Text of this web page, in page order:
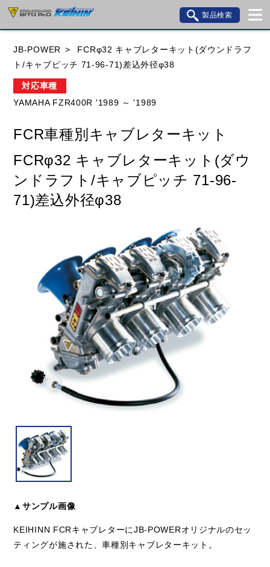
製品検索
車種検索
アイテム検索
HONDA YAMAHA SUZUKI
KAWASAKI BMW DUCATI GILERA
HUSQVANA KTM MOTO GUZZI
TRIUMPH
閉じる
JB-POWER
FCRφ32 キャブレターキット(ダウンドラフ
ト/キャブピッチ 71-96-71)差込外径φ38
対応車種
YAMAHA FZR400R '1989 ～ '1989
FCR車種別キャブレターキット
FCRφ32 キャブレターキット(ダウ
ンドラフト/キャブピッチ 71-96-
71)差込外径φ38
▲サンプル画像
KEIHINN FCRキャブレターにJB-POWERオリジナルのセッ
ティングが施された、車種別キャブレターキット。